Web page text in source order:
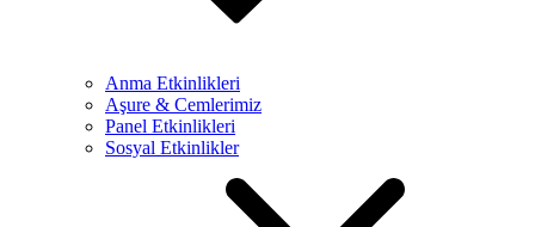
Anma Etkinlikleri
Aşure & Cemlerimiz
Panel Etkinlikleri
Sosyal Etkinlikler